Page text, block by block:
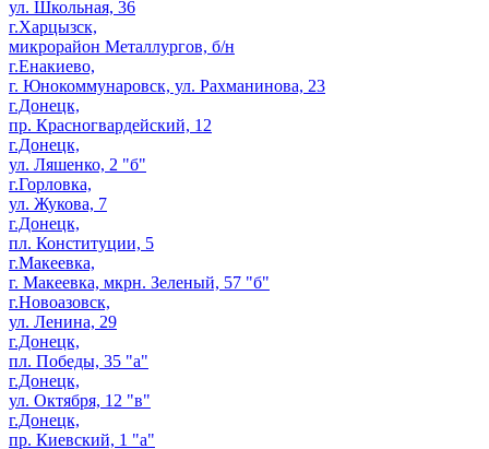
ул. Школьная, 36
г.Харцызск,
микрорайон Металлургов, б/н
г.Енакиево,
г. Юнокоммунаровск, ул. Рахманинова, 23
г.Донецк,
пр. Красногвардейский, 12
г.Донецк,
ул. Ляшенко, 2 "б"
г.Горловка,
ул. Жукова, 7
г.Донецк,
пл. Конституции, 5
г.Макеевка,
г. Макеевка, мкрн. Зеленый, 57 "б"
г.Новоазовск,
ул. Ленина, 29
г.Донецк,
пл. Победы, 35 "а"
г.Донецк,
ул. Октября, 12 "в"
г.Донецк,
пр. Киевский, 1 "а"